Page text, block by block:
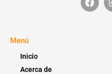
Menú
Inicio
Acerca de